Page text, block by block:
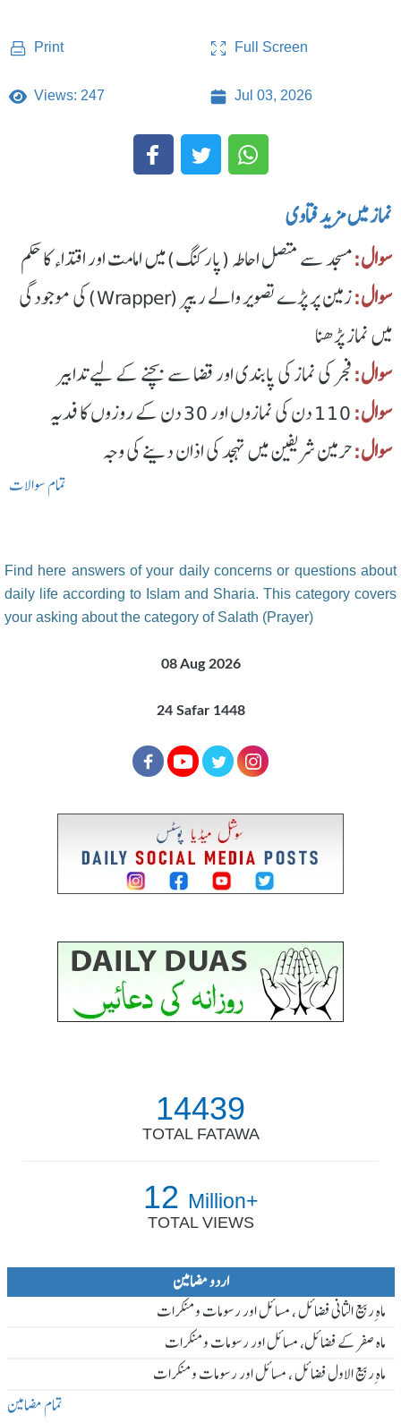
Print Full Screen
Views: 247 Jul 03, 2026
نماز میں مزید فتاوی
سوال:مسجد سے متصل احاطہ (پارکنگ) میں امامت اور اقتداء کا حکم
سوال:
زمین پر پڑے تصویر والے ریپر (Wrapper) کی موجودگی
میں نماز پڑھنا
سوال:فجر کی نماز کی پابندی اور قضا سے بچنے کے لیے تدابیر
سوال:110 دن کی نمازوں اور 30 دن کے روزوں کا فدیہ
سوال:حرمین شریفین میں تہجد کی اذان دینے کی وجہ
تمام سوالات
Find here answers of your daily concerns or questions about
daily life according to Islam and Sharia. This category covers
your asking about the category of Salath (Prayer)
08 Aug 2026
24 Safar 1448
14439
TOTAL FATAWA
12 Million+
TOTAL VIEWS
اردو مضامین
ماہ ِربیع الثانی فضائل ، مسائل اور رسومات و منکرات
ماہ صفر کے فضائل، مسائل اور رسومات و منکرات
ماہ ِربیع الاول فضائل ، مسائل اور رسومات و منکرات
تمام مضامین